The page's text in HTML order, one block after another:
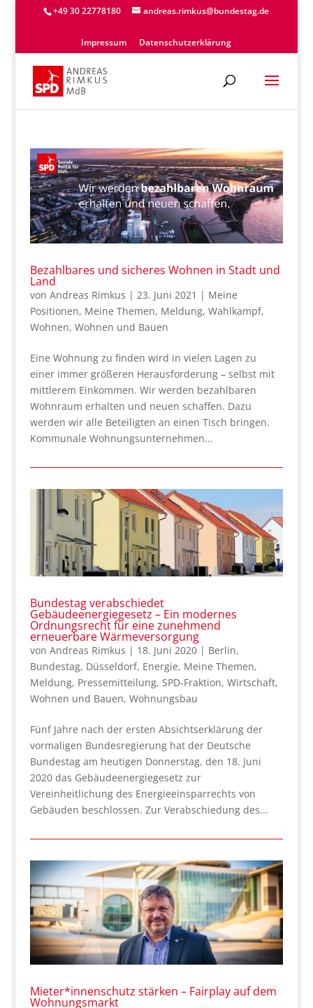
+49 30 22778180 andreas.rimkus@bundestag.de
Impressum Datenschutzerklärung
Bezahlbares und sicheres Wohnen in Stadt und
Land
von Andreas Rimkus | 23. Juni 2021 | Meine
Positionen, Meine Themen, Meldung, Wahlkampf,
Wohnen, Wohnen und Bauen
Eine Wohnung zu finden wird in vielen Lagen zu
einer immer größeren Herausforderung – selbst mit
mittlerem Einkommen. Wir werden bezahlbaren
Wohnraum erhalten und neuen schaffen. Dazu
werden wir alle Beteiligten an einen Tisch bringen.
Kommunale Wohnungsunternehmen...
Bundestag verabschiedet
Gebäudeenergiegesetz – Ein modernes
Ordnungsrecht für eine zunehmend
erneuerbare Wärmeversorgung
von Andreas Rimkus | 18. Juni 2020| Berlin,
Bundestag, Düsseldorf, Energie, Meine Themen,
Meldung, Pressemitteilung, SPD-Fraktion, Wirtschaft,
Wohnen und Bauen, Wohnungsbau
Fünf Jahre nach der ersten Absichtserklärung der
vormaligen Bundesregierung hat der Deutsche
Bundestag am heutigen Donnerstag, den 18. Juni
2020 das Gebäudeenergiegesetz zur
Vereinheitlichung des Energieeinsparrechts von
Gebäuden beschlossen. Zur Verabschiedung des...
Mieter*innenschutz stärken – Fairplay auf dem
Wohnungsmarkt